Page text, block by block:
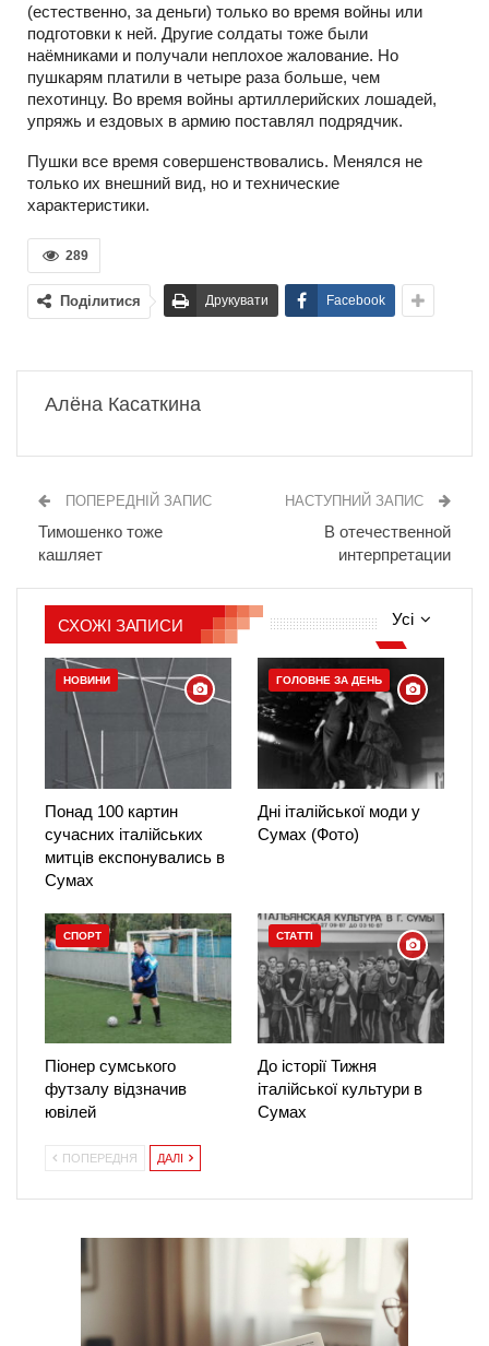
(естественно, за деньги) только во время войны или
подготовки к ней. Другие солдаты тоже были
наёмниками и получали неплохое жалование. Но
пушкарям платили в четыре раза больше, чем
пехотинцу. Во время войны артиллерийских лошадей,
упряжь и ездовых в армию поставлял подрядчик.
Пушки все время совершенствовались. Менялся не
только их внешний вид, но и технические
характеристики.
289
Поділитися Друкувати Facebook
Алёна Касаткина
ПОПЕРЕДНІЙ ЗАПИС
Тимошенко тоже
кашляет
НАСТУПНИЙ ЗАПИС
В отечественной
интерпретации
Усі
СХОЖІ ЗАПИСИ
НОВИНИ
Понад 100 картин
сучасних італійських
митців експонувались в
Сумах
ГОЛОВНЕ ЗА ДЕНЬ
Дні італійської моди у
Сумах (Фото)
СПОРТ
Піонер сумського
футзалу відзначив
ювілей
СТАТТІ
До історії Тижня
італійської культури в
Сумах
ПОПЕРЕДНЯ ДАЛІ